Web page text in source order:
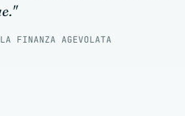
FINANZA AGEVOLATA